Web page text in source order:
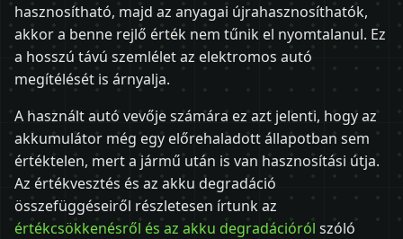
hasznosítható, majd az anyagai újrahasznosíthatók,
akkor a benne rejlő érték nem tűnik el nyomtalanul. Ez
a hosszú távú szemlélet az elektromos autó
megítélését is árnyalja.
A használt autó vevője számára ez azt jelenti, hogy az
akkumulátor még egy előrehaladott állapotban sem
értéktelen, mert a jármű után is van hasznosítási útja.
Az értékvesztés és az akku degradáció
összefüggéseiről részletesen írtunk az
értékcsökkenésről és az akku degradációról szóló